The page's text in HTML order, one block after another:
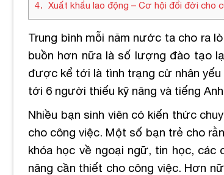
4
Xuất khẩu lao động – Cơ hội đổi đời cho
Trung bình mỗi năm nước ta cho ra
buồn hơn nữa là số lượng đào tạo
được kể tới là tình trạng cử nhân yếu
tới 6 người thiếu kỹ năng và tiếng
Nhiều bạn sinh viên có kiến thức
cho công việc. Một số bạn trẻ cho
khóa học về ngoại ngữ, tin học, các
năng cần thiết cho công việc. Hơn